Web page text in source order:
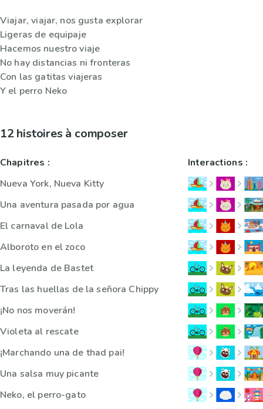
Viajar, viajar, nos gusta explorar
Ligeras de equipaje
Hacemos nuestro viaje
No hay distancias ni fronteras
Con las gatitas viajeras
Y el perro Neko
12 histoires à composer
Chapitres :
Nueva York, Nueva Kitty
Una aventura pasada por agua
El carnaval de Lola
Alboroto en el zoco
La leyenda de Bastet
Tras las huellas de la señora Chippy
¡No nos moverán!
Violeta al rescate
¡Marchando una de thad pai!
Una salsa muy picante
Neko, el perro-gato
Interactions :